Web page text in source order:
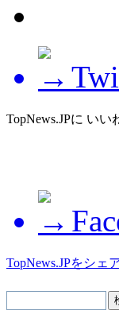
TopNews.JPに いい
TopNews.JPをシェ